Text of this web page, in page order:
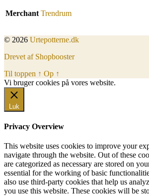
Merchant Trendrum
© 2026 Urtepotterne.dk
Drevet af Shopbooster
Til toppen ↑ Op ↑
Vi bruger cookies på vores website.
Luk
Privacy Overview
This website uses cookies to improve your
navigate through the website. Out of these
are categorized as necessary are stored on
essential for the working of basic
also use third-party cookies that help us
you use this website. These cookies will be